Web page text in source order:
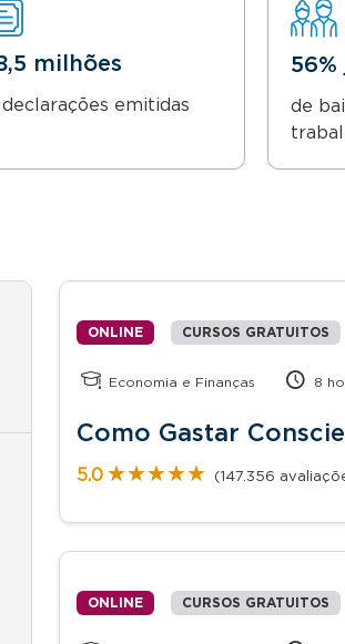
milhões
emitidas
56%
de
ONLINE CURSOS GRATUITOS
Economia e Finanças 8
Como Gastar
5.0 ★★★★★
★★★★★ (147.356
ONLINE CURSOS GRATUITOS